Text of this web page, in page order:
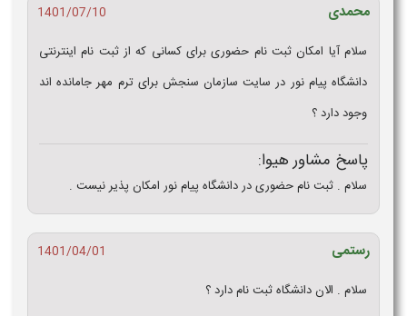
محمدی
1401/07/10
سلام آیا امکان ثبت نام حضوری برای کسانی که از ثبت نام اینترنتی
دانشگاه پیام نور در سایت سازمان سنجش برای ترم مهر جامانده اند
وجود دارد ؟
پاسخ مشاور هیوا:
سلام . ثبت نام حضوری در دانشگاه پیام نور امکان پذیر نیست .
رستمی
1401/04/01
سلام . الان دانشگاه ثبت نام دارد ؟